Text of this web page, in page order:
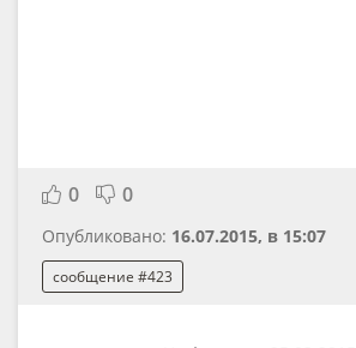
0 0
Опубликовано: 16.07.2015, в 15:07
сообщение #423